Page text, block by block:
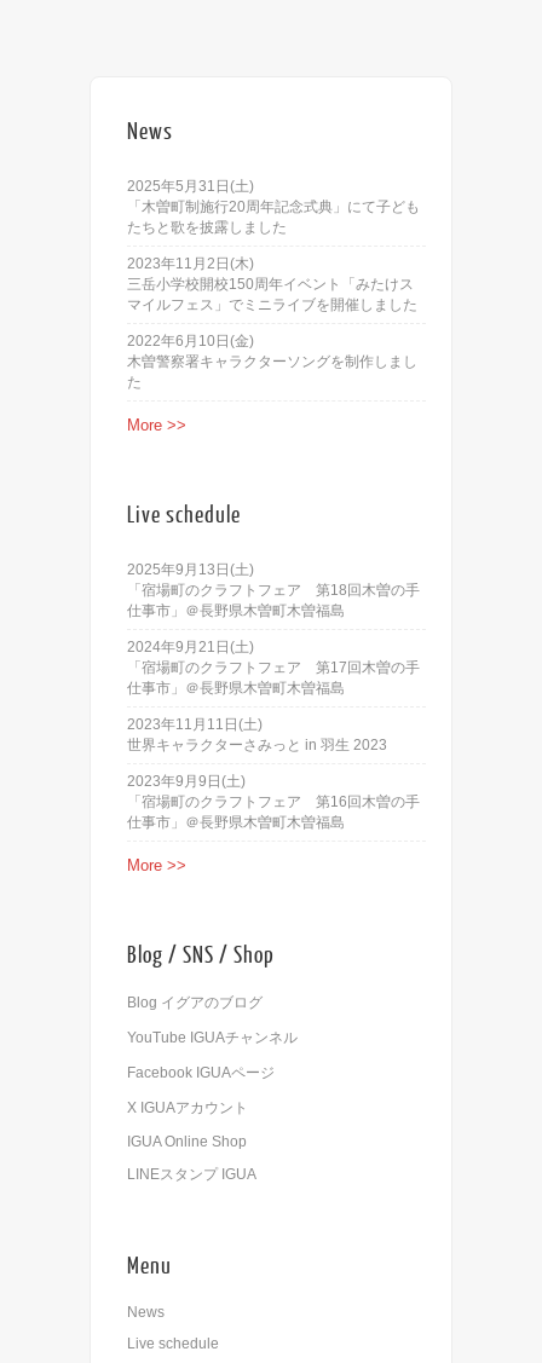
News
2025年5月31日(土)
「木曽町制施行20周年記念式典」にて子ども
たちと歌を披露しました
2023年11月2日(木)
三岳小学校開校150周年イベント「みたけス
マイルフェス」でミニライブを開催しました
2022年6月10日(金)
木曽警察署キャラクターソングを制作しまし
た
More >>
Live schedule
2025年9月13日(土)
「宿場町のクラフトフェア 第18回木曽の手
仕事市」＠長野県木曽町木曽福島
2024年9月21日(土)
「宿場町のクラフトフェア 第17回木曽の手
仕事市」＠長野県木曽町木曽福島
2023年11月11日(土)
世界キャラクターさみっと in 羽生 2023
2023年9月9日(土)
「宿場町のクラフトフェア 第16回木曽の手
仕事市」＠長野県木曽町木曽福島
More >>
Blog / SNS / Shop
Blog イグアのブログ
YouTube IGUAチャンネル
Facebook IGUAページ
X IGUAアカウント
IGUA Online Shop
LINEスタンプ IGUA
Menu
News
Live schedule